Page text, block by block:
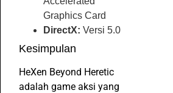
Graphics Card
DirectX: Versi 5.0
Kesimpulan
HeXen Beyond Heretic
adalah game aksi yang